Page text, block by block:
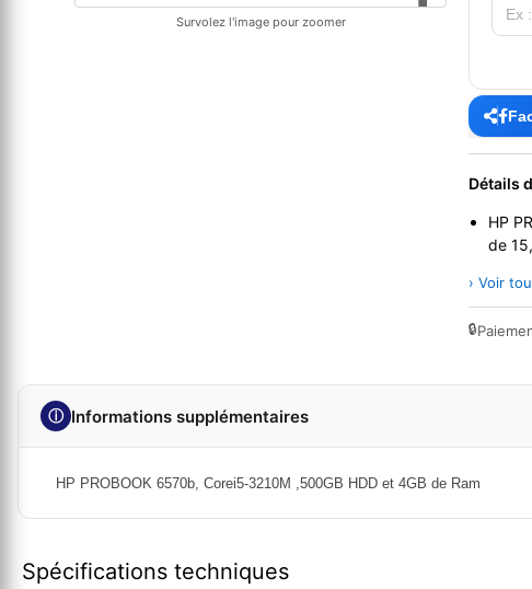
Survolez l'image pour zoomer
Détails
HP
de
› Voir
🔒
ⓘ Informations supplémentaires
HP PROBOOK 6570b, Corei5-3210M ,500GB HDD et 4GB de Ram
Spécifications techniques